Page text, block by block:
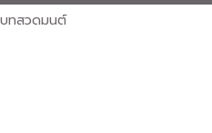
บทสวดมนต์